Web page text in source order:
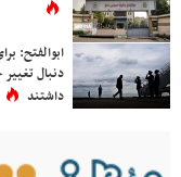
ابوالفتح:
دنبال
داشتند